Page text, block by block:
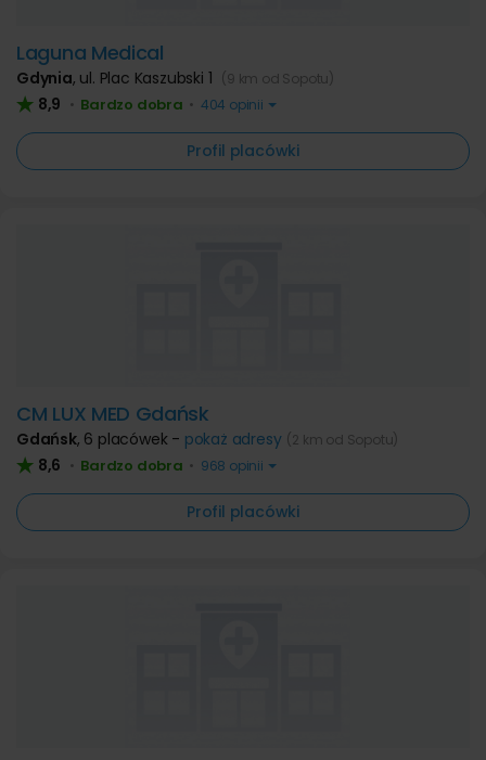
Laguna Medical
Gdynia, ul. Plac Kaszubski 1 (9 km od Sopotu)
8,9 • Bardzo dobra • 404 opinii
Profil placówki
CM LUX MED Gdańsk
Gdańsk, 6 placówek - pokaż adresy (2 km od Sopotu)
8,6 • Bardzo dobra • 968 opinii
Profil placówki